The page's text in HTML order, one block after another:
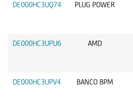
DE000HC3UQ74 PLUG POWER
DE000HC3UPU6 AMD
DE000HC3UPV4 BANCO BPM